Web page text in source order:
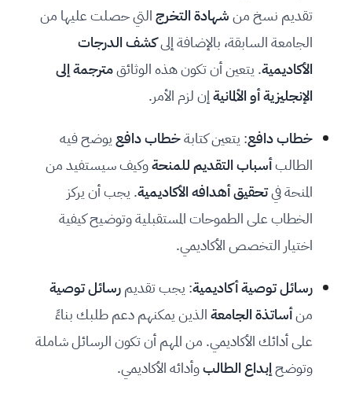
تقديم نسخ منشهادة التخرجالتي حصلت عليها من
الجامعة السابقة، بالإضافة إلىكشف الدرجات
الأكاديمية. يتعين أن تكون هذه الوثائقمترجمة إلى
الإنجليزية أو الألمانيةإن لزم الأمر.
خطاب دافع: يتعين كتابةخطاب دافعيوضح فيه
الطالبأسباب التقديم للمنحةوكيف سيستفيد من
المنحة فيتحقيق أهدافه الأكاديمية. يجب أن يركز
الخطاب على الطموحات المستقبلية وتوضيح كيفية
اختيار التخصص الأكاديمي.
رسائل توصية أكاديمية: يجب تقديمرسائل توصية
منأساتذة الجامعةالذين يمكنهم دعم طلبك بناءً
على أدائك الأكاديمي. من المهم أن تكون الرسائل شاملة
وتوضحإبداع الطالبوأدائه الأكاديمي.